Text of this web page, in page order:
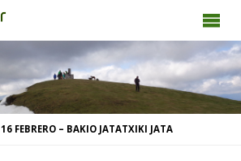
16 FEBRERO – BAKIO JATATXIKI JATA